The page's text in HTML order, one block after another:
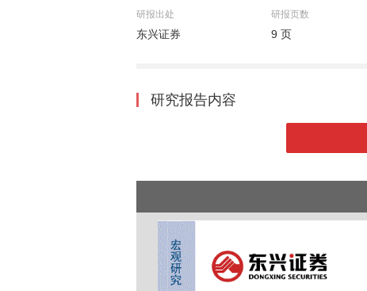
研报出处
东兴证券
研报页数
9 页
研究报告内容